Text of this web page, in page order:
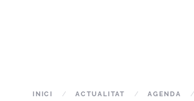
INICI ACTUALITAT AGENDA